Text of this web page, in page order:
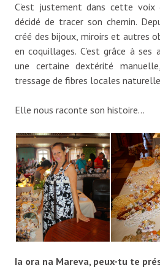
C’est justement dans cette voix
décidé de tracer son chemin.
créé des bijoux, miroirs et autres
en coquillages. C’est grâce à ses
une certaine dextérité
tressage de fibres locales
Elle nous raconte son histoire…
Ia ora na Mareva, peux-tu te